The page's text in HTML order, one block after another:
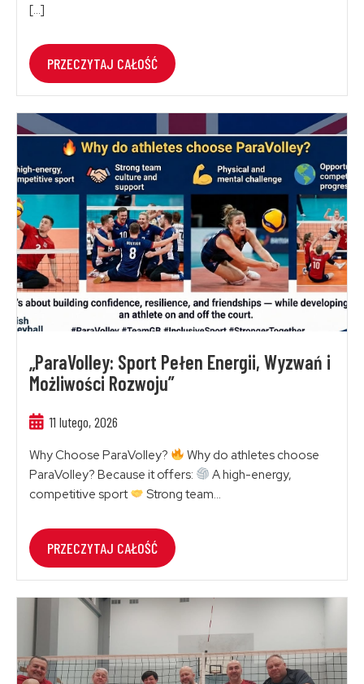
[…]
PRZECZYTAJ CAŁOŚĆ
„ParaVolley: Sport Pełen Energii, Wyzwań i
Możliwości Rozwoju”
11 lutego, 2026
Why Choose ParaVolley?
Why do athletes choose
ParaVolley? Because it offers:
A high-energy,
competitive sport
Strong team...
PRZECZYTAJ CAŁOŚĆ